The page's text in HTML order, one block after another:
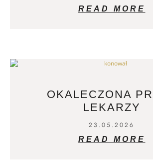
READ MORE
OKALECZONA
LEKARZY
23.05.2026
READ MORE